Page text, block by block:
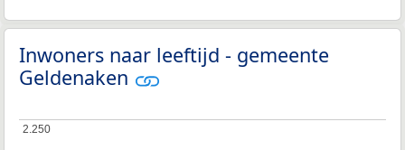
Inwoners naar leeftijd - gemeente
Geldenaken
2.250
2.250